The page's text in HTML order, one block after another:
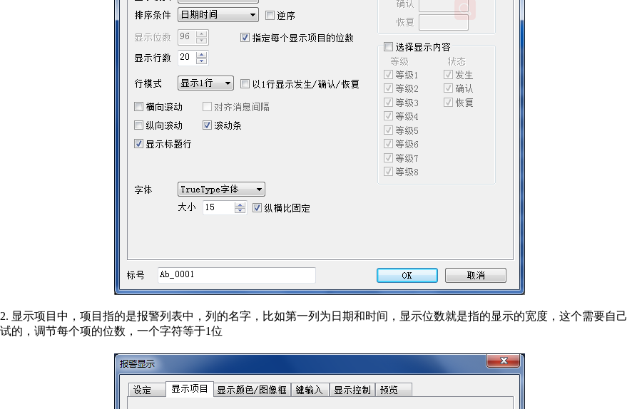
2. 显示项目中，项目指的是报警列表中，列的名字，比如第一列为日期和时间，显示位数就是指的显示的宽度，这个需要自己
试的，调节每个项的位数，一个字符等于1位